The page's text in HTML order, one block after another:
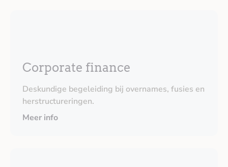
Corporate finance
Deskundige begeleiding bij overnames, fusies en
herstructureringen.
Meer info